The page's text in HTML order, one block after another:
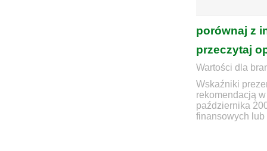
porównaj z
przeczytaj
Wartości dla
Wskaźniki
rekomendacją
października
finansowych lub